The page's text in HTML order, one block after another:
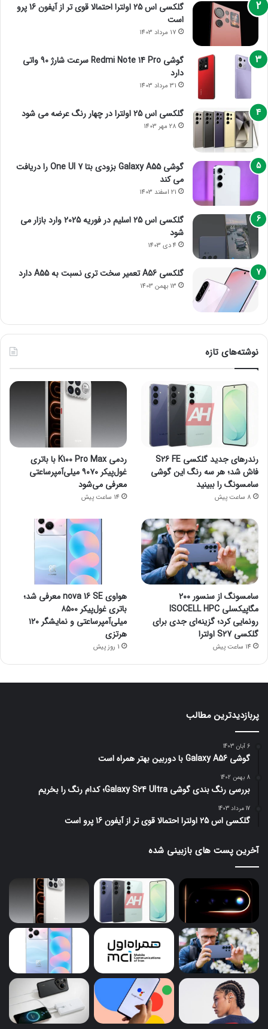
گلکسی اس 25 اولترا احتمالا قوی تر از آیفون 16 پرو
است
17 مرداد 1403
گوشی Redmi Note 14 Pro سرعت شارژ 90 واتی
دارد
31 مرداد 1403
گلکسی اس 25 اولترا در چهار رنگ عرضه می شود
28 مهر 1403
گوشی Galaxy A55 بزودی بتا One UI 7 را دریافت
می کند
21 اسفند 1403
گلکسی اس 25 اسلیم در فوریه 2025 وارد بازار می
شود
4 دی 1403
گلکسی A56 تعمیر سخت تری نسبت به A55 دارد
13 بهمن 1403
نوشته‌های تازه
رندرهای جدید گلکسی S26 FE
فاش شد؛ هر سه رنگ این گوشی
سامسونگ را ببینید
8 ساعت پیش
ردمی K100 Pro Max با باتری
غول‌پیکر ۹۰۷۰ میلی‌آمپرساعتی
معرفی می‌شود
14 ساعت پیش
سامسونگ از سنسور ۲۰۰
مگاپیکسلی ISOCELL HPC
رونمایی کرد؛ گزینه‌ای جدی برای
گلکسی S27 اولترا
14 ساعت پیش
هواوی nova 16 SE معرفی شد؛
باتری غول‌پیکر ۸۵۰۰
میلی‌آمپرساعتی و نمایشگر ۱۲۰
هرتزی
1 روز پیش
پربازدیدترین مطالب
6 آبان 1403
گوشی Galaxy A56 با دوربین بهتر همراه است
8 بهمن 1402
بررسی رنگ بندی گوشی Galaxy S24 Ultra؛ کدام رنگ را بخریم
17 مرداد 1403
گلکسی اس 25 اولترا احتمالا قوی تر از آیفون 16 پرو است
آخرین پست های بازبینی شده